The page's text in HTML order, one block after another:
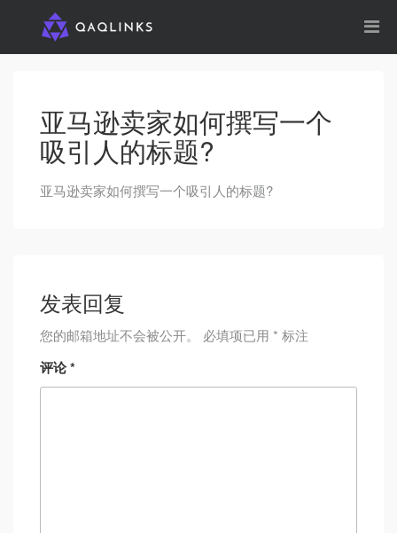
亚马逊卖家如何撰写一个
吸引人的标题?
亚马逊卖家如何撰写一个吸引人的标题?
发表回复
您的邮箱地址不会被公开。 必填项已用 * 标注
评论*